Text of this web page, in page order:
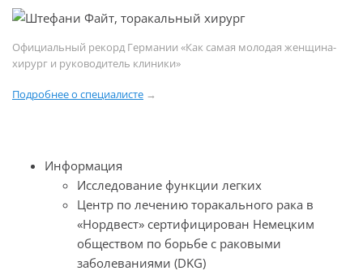
Официальный рекорд Германии «Как самая молодая женщина-
хирург и руководитель клиники»
Подробнее о специалисте →
Информация
Исследование функции легких
Центр по лечению торакального рака в
«Нордвест» сертифицирован Немецким
обществом по борьбе с раковыми
заболеваниями (DKG)